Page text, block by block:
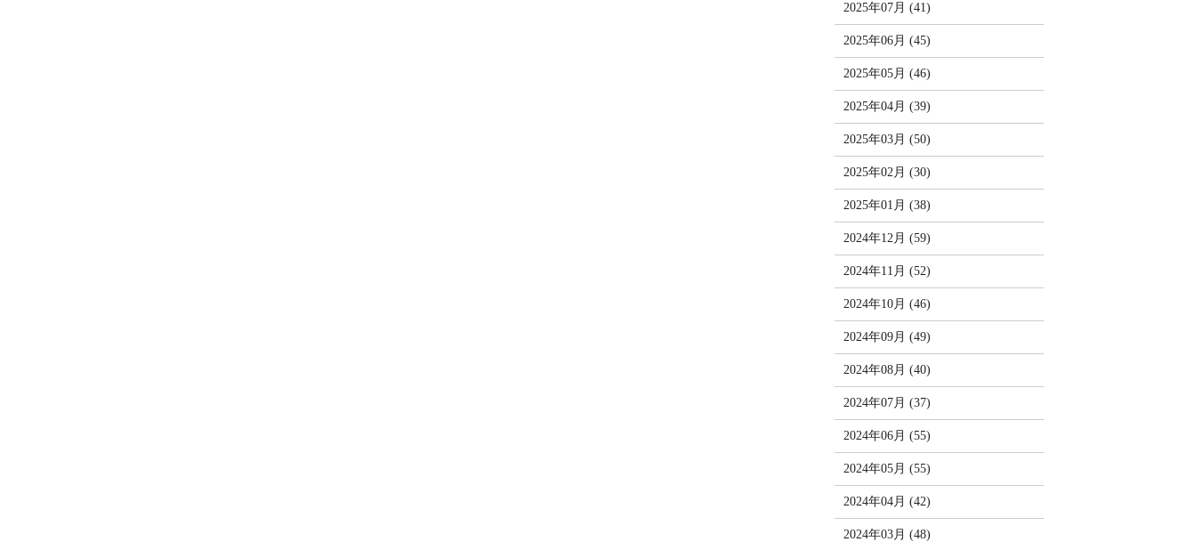
2025年07月 (41)
2025年06月 (45)
2025年05月 (46)
2025年04月 (39)
2025年03月 (50)
2025年02月 (30)
2025年01月 (38)
2024年12月 (59)
2024年11月 (52)
2024年10月 (46)
2024年09月 (49)
2024年08月 (40)
2024年07月 (37)
2024年06月 (55)
2024年05月 (55)
2024年04月 (42)
2024年03月 (48)